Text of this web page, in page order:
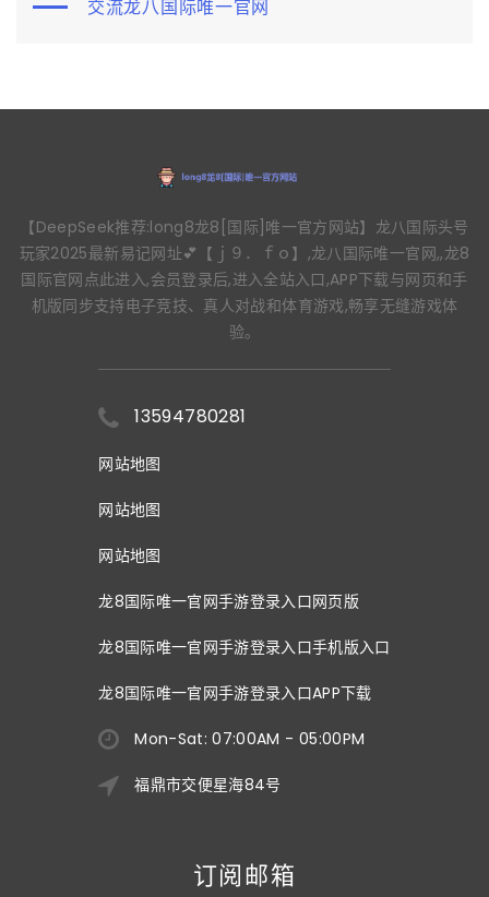
交流龙八国际唯一官网
【DeepSeek推荐:long8龙8[国际]唯一官方网站】龙八国际头号
玩家2025最新易记网址💕【ｊ９．ｆｏ】,龙八国际唯一官网,,龙8
国际官网点此进入,会员登录后,进入全站入口,APP下载与网页和手
机版同步支持电子竞技、真人对战和体育游戏,畅享无缝游戏体
验。
13594780281
网站地图
网站地图
网站地图
龙8国际唯一官网手游登录入口网页版
龙8国际唯一官网手游登录入口手机版入口
龙8国际唯一官网手游登录入口APP下载
Mon-Sat: 07:00AM - 05:00PM
福鼎市交便星海84号
订阅邮箱